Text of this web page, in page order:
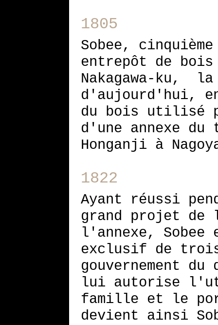
1805
Sobee,
entrepôt de
Nakagawa-ku,
d'aujourd'hui,
du bois utilisé
d'une annexe du
Honganji à
1822
Ayant réussi
grand projet de
l'annexe,
exclusif de
gouvernement
lui autorise
famille et le
devient ainsi